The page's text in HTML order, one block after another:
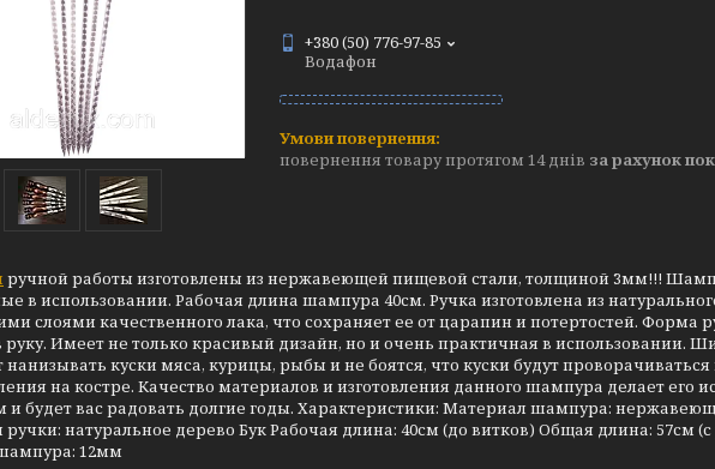
+380 (50) 776-97-85
Водафон
повернення товару протягом 14 днів за рахунок
ручной работы изготовлены из нержавеющей пищевой стали, толщиной 3мм!!!
в использовании. Рабочая длина шампура 40см. Ручка изготовлена из
слоями качественного лака, что сохраняет ее от царапин и потертостей. Форма
руку. Имеет не только красивый дизайн, но и очень практичная в использовании.
нанизывать куски мяса, курицы, рыбы и не боятся, что куски будут
на костре. Качество материалов и изготовления данного шампура делает его
будет вас радовать долгие годы. Характеристики: Материал шампура:
натуральное дерево Бук Рабочая длина: 40см (до витков) Общая длина: 57см
12мм